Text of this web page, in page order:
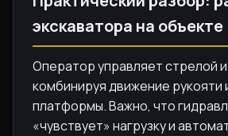
экскаватора на объекте
Оператор управляет стрелой
комбинируя движение рукояти
платформы. Важно, что
«чувствует» нагрузку и